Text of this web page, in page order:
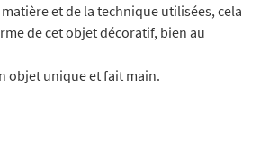
et de la technique utilisées, cela
de cet objet décoratif, bien au
objet unique et fait main.